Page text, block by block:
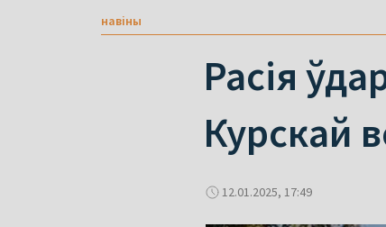
навіны
Расія
Курскай
12.01.2025, 17:49